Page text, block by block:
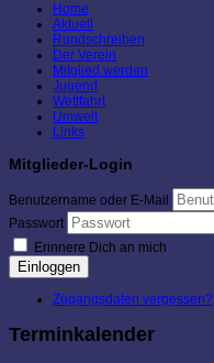
Home
Aktuell
Rundschreiben
Der Verein
Mitglied werden
Jugend
Wettfahrt
Umwelt
Links
Mitglieder-Login
Benutzername oder E-Mail
Passwort
Erinnere Dich an mich
Einloggen
Zugangsdaten vergessen?
Terminkalender